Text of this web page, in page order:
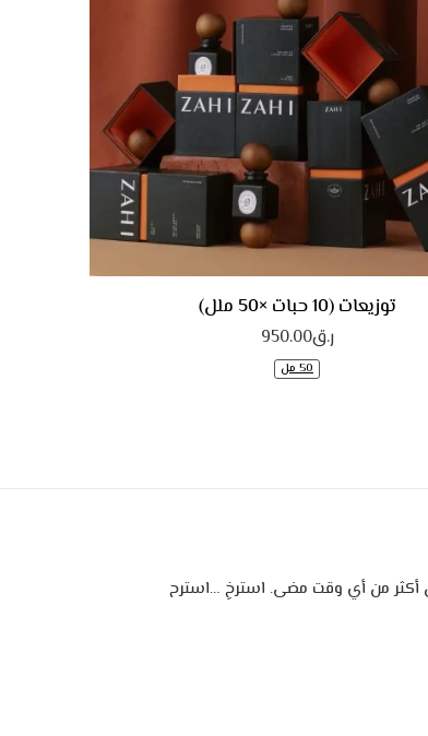
توزيعات (10 حبات ×50 ملل)
ر.ق950.00
50 مل
أكثر من أي وقت مضى. استرخِ …استرح